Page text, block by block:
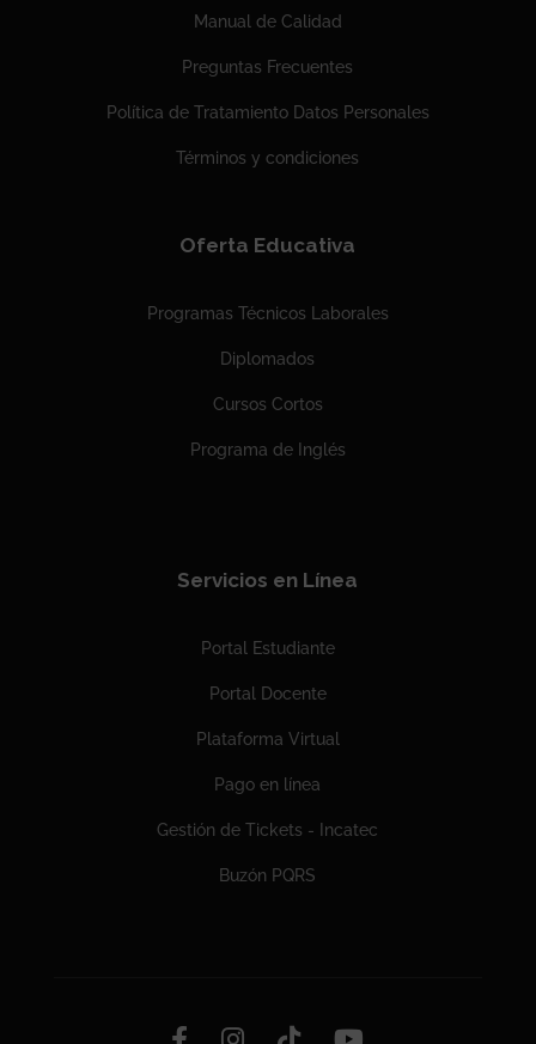
Manual de Calidad
Preguntas Frecuentes
Política de Tratamiento Datos Personales
Términos y condiciones
Oferta Educativa
Programas Técnicos Laborales
Diplomados
Cursos Cortos
Programa de Inglés
Servicios en Línea
Portal Estudiante
Portal Docente
Plataforma Virtual
Pago en línea
Gestión de Tickets - Incatec
Buzón PQRS